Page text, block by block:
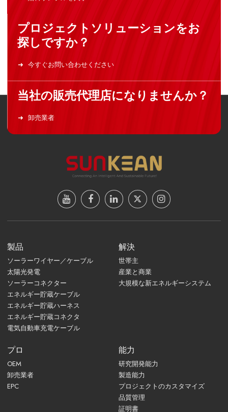
プロジェクトソリューションをお
探しですか？
今すぐお問い合わせください
当社の販売代理店になりませんか？
卸売業者
製品
ソーラーワイヤー／ケーブル
太陽光発電
ソーラーコネクター
エネルギー貯蔵ケーブル
エネルギー貯蔵ハーネス
エネルギー貯蔵コネクタ
電気自動車充電ケーブル
解決
世帯主
産業と商業
大規模な新エネルギーシステム
プロ
OEM
卸売業者
EPC
能力
研究開発能力
製造能力
プロジェクトのカスタマイズ
品質管理
証明書